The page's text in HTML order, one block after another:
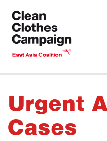
main
content
Urgent
Cases